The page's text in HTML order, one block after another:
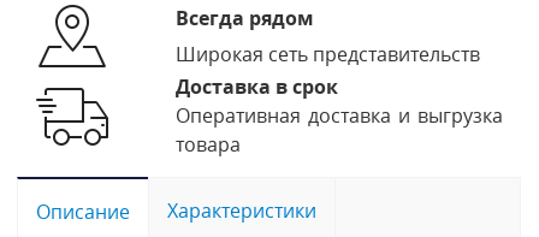
Всегда рядом
Широкая сеть представительств
Доставка в срок
Оперативная доставка и выгрузка
товара
Описание Характеристики